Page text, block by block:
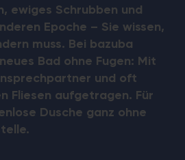
ewiges Schrubben und
Epoche – Sie wissen,
muss. Bei bazuba
Bad ohne Fugen: Mit
und oft
Fliesen aufgetragen. Für
Dusche ganz ohne